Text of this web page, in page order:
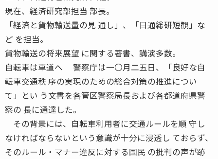
現在、経済研究部担当 部長。
「経済と貨物輸送量の見 通し」、「日通総研短観」な
ど を担当。
貨物輸送の将来展望 に関する著書、講演多数。
自転車は車道へ 警察庁は一〇月二五日、「良好な自
転車交通秩 序の実現のための総合対策の推進につい
て」とい う文書を各管区警察局長および各都道府県警
察の 長に通達した。
その背景には、自転車利用者に交通ルールを順 守し
なければならないという意識が十分に浸透し ておらず、
そのルール・マナー違反に対する国民 の批判の声が跡